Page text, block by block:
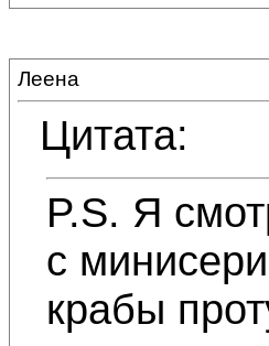
Леена
Цитата:
P.S. Я
с
крабы